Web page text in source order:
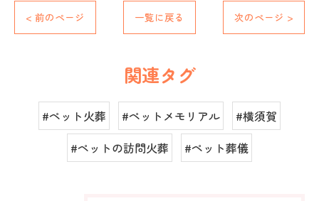
< 前のページ 一覧に戻る 次のページ >
関連タグ
#ペット火葬 #ペットメモリアル
#横須賀
#ペットの訪問火葬
#ペット葬儀